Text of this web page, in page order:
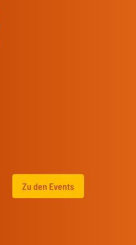
Zu den Events